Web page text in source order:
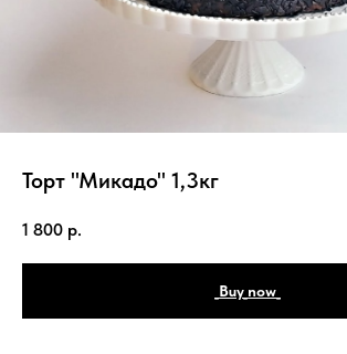
Торт "Микадо" 1,3кг
1 800 р.
_Buy_now_